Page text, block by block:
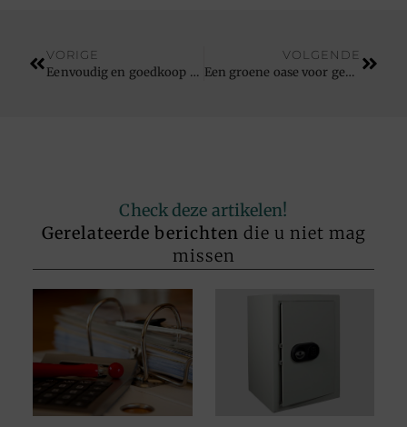
VORIGE
Eenvoudig en goedkoop een bedrijfswagen huren
VOLGENDE
Een groene oase voor gezondheid en welzijn
Check deze artikelen!
Gerelateerde berichten die u niet mag
missen